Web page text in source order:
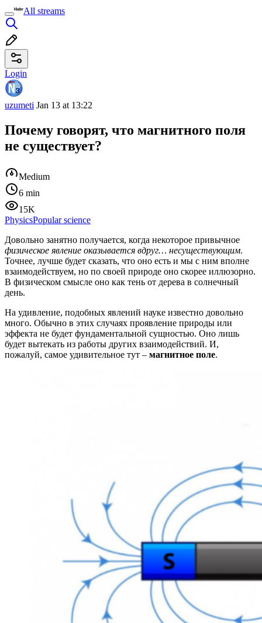
All streams
Login
uzumeti Jan 13 at 13:22
Почему говорят, что магнитного поля
не существует?
Medium
6 min
15K
PhysicsPopular science
Довольно занятно получается, когда некоторое привычное
физическое явление оказывается вдруг… несуществующим.
Точнее, лучше будет сказать, что оно есть и мы с ним вполне
взаимодействуем, но по своей природе оно скорее иллюзорно.
В физическом смысле оно как тень от дерева в солнечный
день.
На удивление, подобных явлений науке известно довольно
много. Обычно в этих случаях проявление природы или
эффекта не будет фундаментальной сущностью. Оно лишь
будет вытекать из работы других взаимодействий. И,
пожалуй, самое удивительное тут – магнитное поле.